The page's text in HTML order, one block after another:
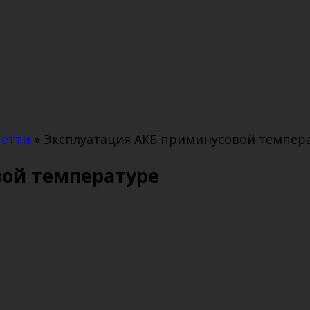
» Эксплуатация АКБ приминусовой
температуре